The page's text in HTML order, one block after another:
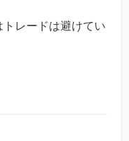
レードは避けてい